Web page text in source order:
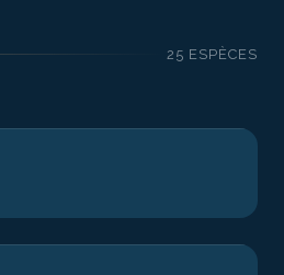
25 ESPÈCE S